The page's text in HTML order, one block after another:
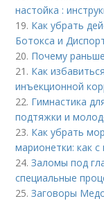
настойка :
19. Как убрать
Ботокса и
20. Почему
21. Как
инъекционной
22. Гимнастика
подтяжки и
23. Как убрать
марионетки: как
24.Заломы под
специальные
25.Заговоры